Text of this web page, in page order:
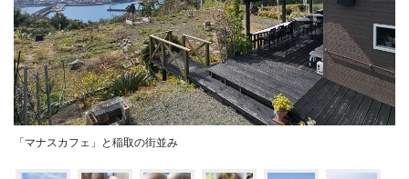
「マナスカフェ」と稲取の街並み